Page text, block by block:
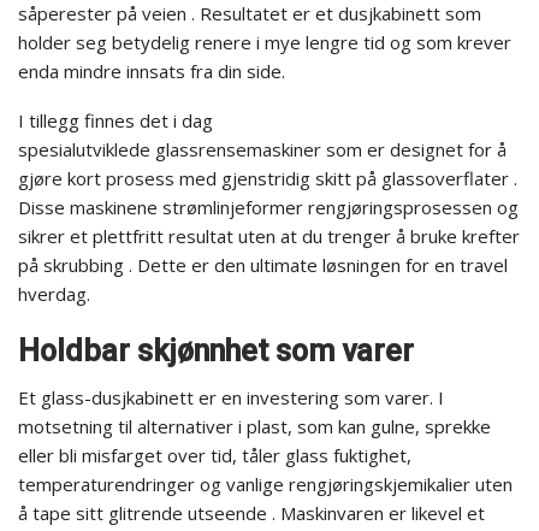
såperester på veien . Resultatet er et dusjkabinett som
holder seg betydelig renere i mye lengre tid og som krever
enda mindre innsats fra din side.
I tillegg finnes det i dag
spesialutviklede glassrensemaskiner som er designet for å
gjøre kort prosess med gjenstridig skitt på glassoverflater .
Disse maskinene strømlinjeformer rengjøringsprosessen og
sikrer et plettfritt resultat uten at du trenger å bruke krefter
på skrubbing . Dette er den ultimate løsningen for en travel
hverdag.
Holdbar skjønnhet som varer
Et glass-dusjkabinett er en investering som varer. I
motsetning til alternativer i plast, som kan gulne, sprekke
eller bli misfarget over tid, tåler glass fuktighet,
temperaturendringer og vanlige rengjøringskjemikalier uten
å tape sitt glitrende utseende . Maskinvaren er likevel et